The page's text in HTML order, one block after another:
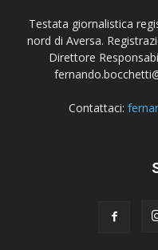
Testata giornalistica
nord di Aversa.
Direttore
Contattaci: